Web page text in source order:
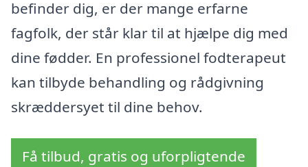
befinder dig, er der mange erfarne
fagfolk, der står klar til at hjælpe dig med
dine fødder. En professionel fodterapeut
kan tilbyde behandling og rådgivning
skræddersyet til dine behov.
Få tilbud, gratis og uforpligtende